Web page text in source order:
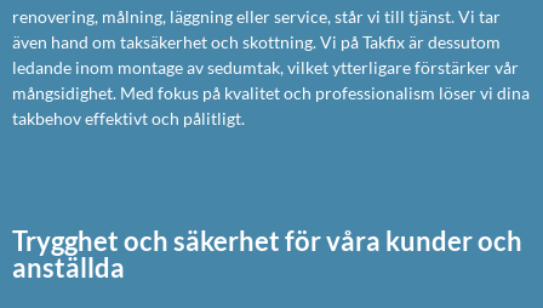
renovering, målning, läggning eller service, står vi till tjänst. Vi tar
även hand om taksäkerhet och skottning. Vi på Takfix är dessutom
ledande inom montage av sedumtak, vilket ytterligare förstärker vår
mångsidighet. Med fokus på kvalitet och professionalism löser vi dina
takbehov effektivt och pålitligt.
Trygghet och säkerhet för våra kunder och
anställda